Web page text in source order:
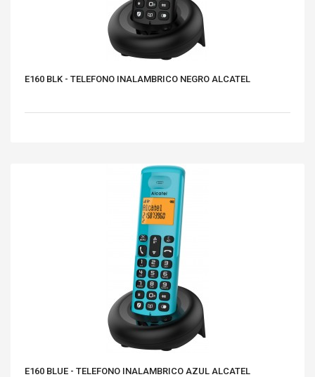
E160 BLK - TELEFONO INALAMBRICO NEGRO ALCATEL
E160 BLUE - TELEFONO INALAMBRICO AZUL ALCATEL